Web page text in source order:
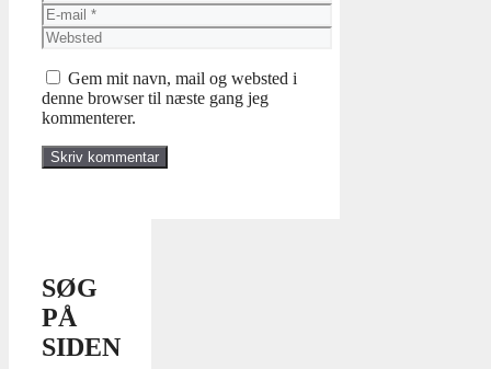
E-
mail
Websted
Gem mit navn, mail og websted i
denne browser til næste gang jeg
kommenterer.
SØG
PÅ
SIDEN